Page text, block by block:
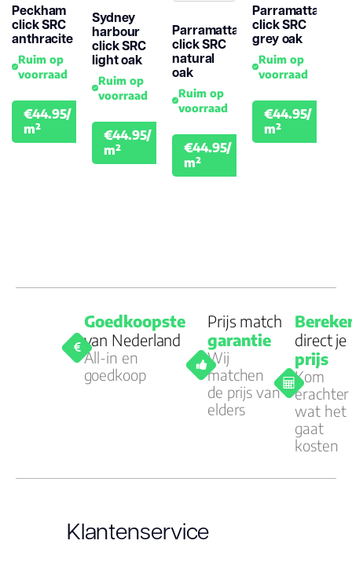
Peckham
click SRC
anthracite
Ruim op
voorraad
€44.95/
m²
€49.95
Sydney
harbour
click SRC
light oak
Ruim op
voorraad
€44.95/
m²
€49.95
Parramatta
click SRC
natural
oak
Ruim op
voorraad
€44.95/
m²
Parramatta
click SRC
grey oak
Ruim op
voorraad
€44.95/
m²
Goedkoopste
van Nederland
All-in en
goedkoop
Prijs match
garantie
Wij
matchen
de prijs van
elders
direct je
prijs
Kom
erachter
wat het
gaat
kosten
Klantenservice